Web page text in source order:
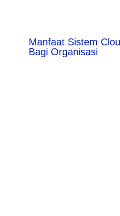
Manfaat Sistem
Bagi Organisasi